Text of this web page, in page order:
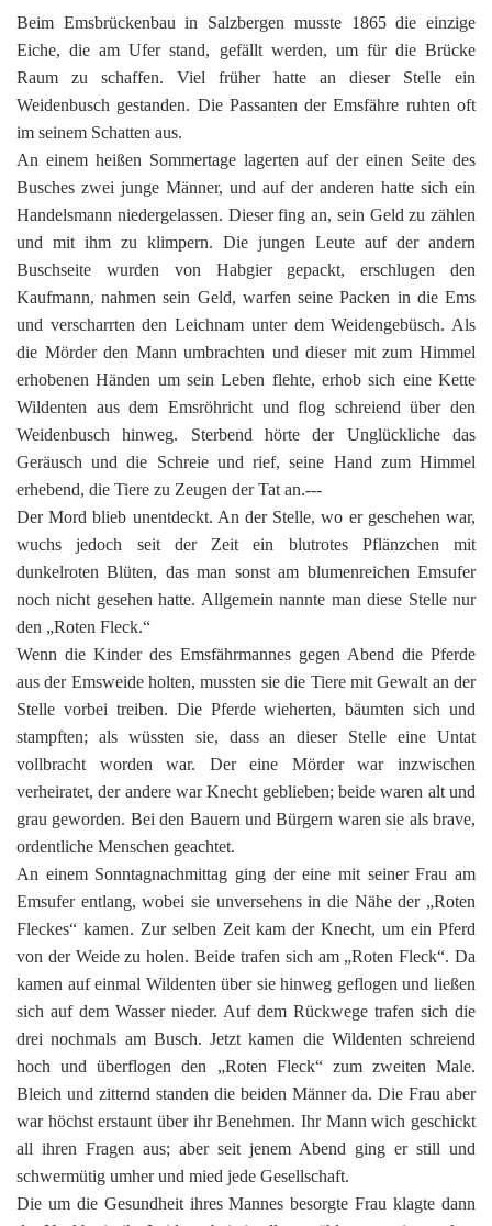
Beim Emsbrückenbau in Salzbergen musste 1865 die einzige
Eiche, die am Ufer stand, gefällt werden, um für die Brücke
Raum zu schaffen. Viel früher hatte an dieser Stelle ein
Weidenbusch gestanden. Die Passanten der Emsfähre ruhten oft
im seinem Schatten aus.
An einem heißen Sommertage lagerten auf der einen Seite des
Busches zwei junge Männer, und auf der anderen hatte sich ein
Handelsmann niedergelassen. Dieser fing an, sein Geld zu zählen
und mit ihm zu klimpern. Die jungen Leute auf der andern
Buschseite wurden von Habgier gepackt, erschlugen den
Kaufmann, nahmen sein Geld, warfen seine Packen in die Ems
und verscharrten den Leichnam unter dem Weidengebüsch. Als
die Mörder den Mann umbrachten und dieser mit zum Himmel
erhobenen Händen um sein Leben flehte, erhob sich eine Kette
Wildenten aus dem Emsröhricht und flog schreiend über den
Weidenbusch hinweg. Sterbend hörte der Unglückliche das
Geräusch und die Schreie und rief, seine Hand zum Himmel
erhebend, die Tiere zu Zeugen der Tat an.---
Der Mord blieb unentdeckt. An der Stelle, wo er geschehen war,
wuchs jedoch seit der Zeit ein blutrotes Pflänzchen mit
dunkelroten Blüten, das man sonst am blumenreichen Emsufer
noch nicht gesehen hatte. Allgemein nannte man diese Stelle nur
den „Roten Fleck.“
Wenn die Kinder des Emsfährmannes gegen Abend die Pferde
aus der Emsweide holten, mussten sie die Tiere mit Gewalt an der
Stelle vorbei treiben. Die Pferde wieherten, bäumten sich und
stampften; als wüssten sie, dass an dieser Stelle eine Untat
vollbracht worden war. Der eine Mörder war inzwischen
verheiratet, der andere war Knecht geblieben; beide waren alt und
grau geworden. Bei den Bauern und Bürgern waren sie als brave,
ordentliche Menschen geachtet.
An einem Sonntagnachmittag ging der eine mit seiner Frau am
Emsufer entlang, wobei sie unversehens in die Nähe der „Roten
Fleckes“ kamen. Zur selben Zeit kam der Knecht, um ein Pferd
von der Weide zu holen. Beide trafen sich am „Roten Fleck“. Da
kamen auf einmal Wildenten über sie hinweg geflogen und ließen
sich auf dem Wasser nieder. Auf dem Rückwege trafen sich die
drei nochmals am Busch. Jetzt kamen die Wildenten schreiend
hoch und überflogen den „Roten Fleck“ zum zweiten Male.
Bleich und zitternd standen die beiden Männer da. Die Frau aber
war höchst erstaunt über ihr Benehmen. Ihr Mann wich geschickt
all ihren Fragen aus; aber seit jenem Abend ging er still und
schwermütig umher und mied jede Gesellschaft.
Die um die Gesundheit ihres Mannes besorgte Frau klagte dann